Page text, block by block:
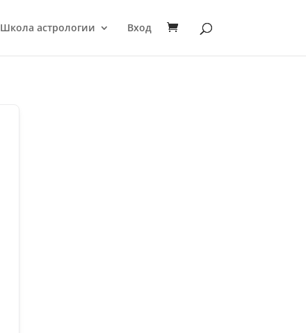
Школа астрологии Вход